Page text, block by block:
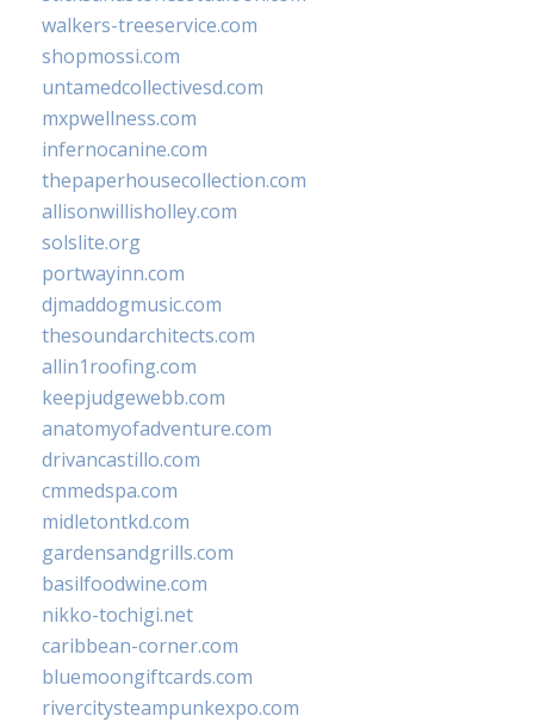
walkers-treeservice.com
shopmossi.com
untamedcollectivesd.com
mxpwellness.com
infernocanine.com
thepaperhousecollection.com
allisonwillisholley.com
solslite.org
portwayinn.com
djmaddogmusic.com
thesoundarchitects.com
allin1roofing.com
keepjudgewebb.com
anatomyofadventure.com
drivancastillo.com
cmmedspa.com
midletontkd.com
gardensandgrills.com
basilfoodwine.com
nikko-tochigi.net
caribbean-corner.com
bluemoongiftcards.com
rivercitysteampunkexpo.com